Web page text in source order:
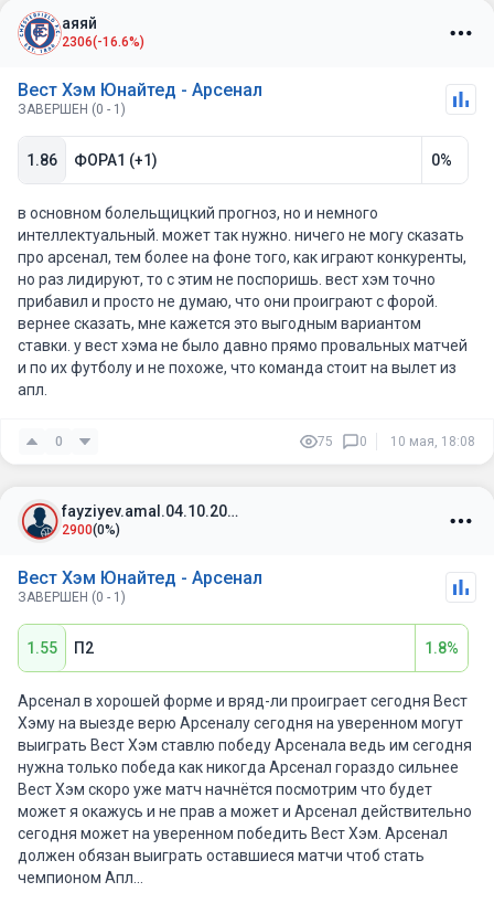
аяяй
2306(-16.6%)
Вест Хэм Юнайтед - Арсенал
ЗАВЕРШЕН (0 - 1)
1.86 ФОРА1 (+1) 0%
в основном болельщицкий прогноз, но и немного
интеллектуальный. может так нужно. ничего не могу сказать
про арсенал, тем более на фоне того, как играют конкуренты,
но раз лидируют, то с этим не поспоришь. вест хэм точно
прибавил и просто не думаю, что они проиграют с форой.
вернее сказать, мне кажется это выгодным вариантом
ставки. у вест хэма не было давно прямо провальных матчей
и по их футболу и не похоже, что команда стоит на вылет из
апл.
0 75 0 10 мая, 18:08
fayziyev.amal.04.10.2004
2900(0%)
Вест Хэм Юнайтед - Арсенал
ЗАВЕРШЕН (0 - 1)
1.55 П2 1.8%
Арсенал в хорошей форме и вряд-ли проиграет сегодня Вест
Хэму на выезде верю Арсеналу сегодня на уверенном могут
выиграть Вест Хэм ставлю победу Арсенала ведь им сегодня
нужна только победа как никогда Арсенал гораздо сильнее
Вест Хэм скоро уже матч начнётся посмотрим что будет
может я окажусь и не прав а может и Арсенал действительно
сегодня может на уверенном победить Вест Хэм. Арсенал
должен обязан выиграть оставшиеся матчи чтоб стать
чемпионом Апл...